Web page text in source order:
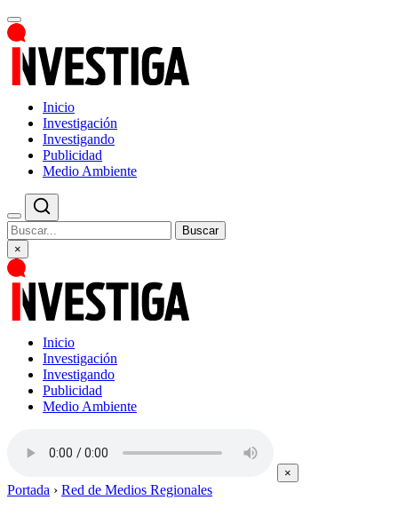
Inicio
Investigación
Investigando
Publicidad
Medio Ambiente
Buscar
×
Inicio
Investigación
Investigando
Publicidad
Medio Ambiente
×
Portada › Red de Medios Regionales